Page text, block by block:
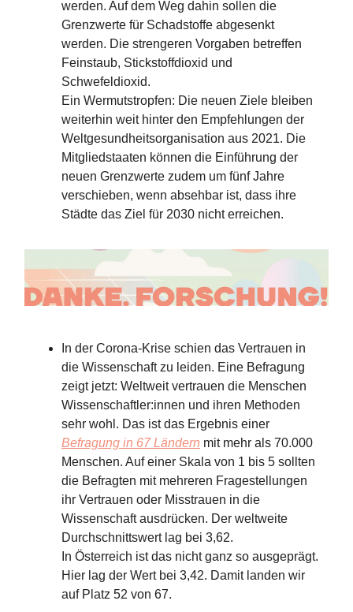
werden. Auf dem Weg dahin sollen die
Grenzwerte für Schadstoffe abgesenkt
werden. Die strengeren Vorgaben betreffen
Feinstaub, Stickstoffdioxid und
Schwefeldioxid.
Ein Wermutstropfen: Die neuen Ziele bleiben
weiterhin weit hinter den Empfehlungen der
Weltgesundheitsorganisation aus 2021. Die
Mitgliedstaaten können die Einführung der
neuen Grenzwerte zudem um fünf Jahre
verschieben, wenn absehbar ist, dass ihre
Städte das Ziel für 2030 nicht erreichen.
In der Corona-Krise schien das Vertrauen in
die Wissenschaft zu leiden. Eine Befragung
zeigt jetzt: Weltweit vertrauen die Menschen
Wissenschaftler:innen und ihren Methoden
sehr wohl. Das ist das Ergebnis einer
Befragung in 67 Ländern mit mehr als 70.000
Menschen. Auf einer Skala von 1 bis 5 sollten
die Befragten mit mehreren Fragestellungen
ihr Vertrauen oder Misstrauen in die
Wissenschaft ausdrücken. Der weltweite
Durchschnittswert lag bei 3,62.
In Österreich ist das nicht ganz so ausgeprägt.
Hier lag der Wert bei 3,42. Damit landen wir
auf Platz 52 von 67.